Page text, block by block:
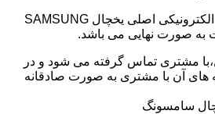
زمان تقریبی تعمیرات برد الکترونیکی اصلی یخچال SAMSUNG
مشتری تماس گرفته می شود و در
های آن با مشتری به صورت صادقانه
سامسونگ